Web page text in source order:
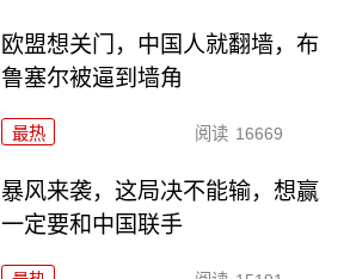
欧盟想关门，中国人就翻墙，布
鲁塞尔被逼到墙角
最热 阅读 16669
暴风来袭，这局决不能输，想赢
一定要和中国联手